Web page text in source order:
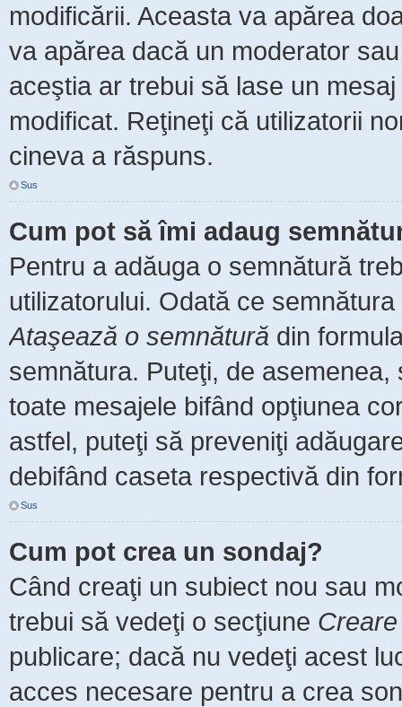
modificării. Aceasta va apărea
va apărea dacă un moderator
aceştia ar trebui să lase un
modificat. Reţineţi că utilizatorii
cineva a răspuns.
Sus
Cum pot să îmi adaug
Pentru a adăuga o semnătură
utilizatorului. Odată ce
Ataşează o semnătură din
semnătura. Puteţi, de
toate mesajele bifând opţiunea
astfel, puteţi să preveniţi
debifând caseta respectivă din
Sus
Cum pot crea un sondaj?
Când creaţi un subiect nou sau
trebui să vedeţi o secţiune
publicare; dacă nu vedeţi acest
acces necesare pentru a crea